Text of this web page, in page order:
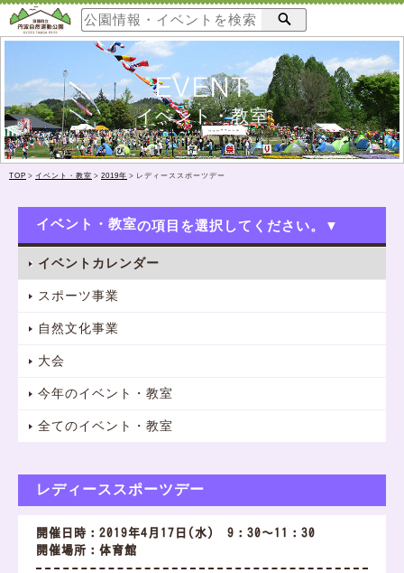
EVENT
イベント・教室
TOP > イベント・教室 > 2019年 > レディーススポーツデー
イベント・教室
イベントカレンダー
スポーツ事業
自然文化事業
大会
今年のイベント・教室
全てのイベント・教室
レディーススポーツデー
開催日時：2019年4月17日(水) 9：30～11：30
開催場所：体育館